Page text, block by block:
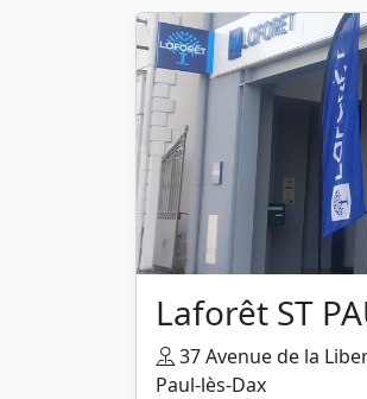
Laforêt ST
37 Avenue de la
Paul-lès-Dax